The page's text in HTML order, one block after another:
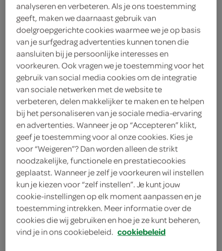
ingrediënten
300 gram mie
50 gram ongezouten
cashewnoten
2 lente-/bosuitjes
1 rode peper
1 eetlepel gembersiroop
2 eetlepels ketjap manis
bloemkool
300 gram vegetarische stukjes
analyseren en verbeteren. Als je ons toestemming
geeft, maken we daarnaast gebruik van
doelgroepgerichte cookies waarmee we je op basis
van je surfgedrag advertenties kunnen tonen die
aansluiten bij je persoonlijke interesses en
voorkeuren. Ook vragen we je toestemming voor het
gebruik van social media cookies om de integratie
van sociale netwerken met de website te
verbeteren, delen makkelijker te maken en te helpen
bij het personaliseren van je sociale media-ervaring
en advertenties. Wanneer je op “Accepteren” klikt,
geef je toestemming voor al onze cookies. Kies je
voor “Weigeren”? Dan worden alleen de strikt
noodzakelijke, functionele en prestatiecookies
geplaatst. Wanneer je zelf je voorkeuren wil instellen
kun je kiezen voor “zelf instellen”. Je kunt jouw
cookie-instellingen op elk moment aanpassen en je
toestemming intrekken. Meer informatie over de
cookies die wij gebruiken en hoe je ze kunt beheren,
vind je in ons cookiebeleid. cookiebeleid